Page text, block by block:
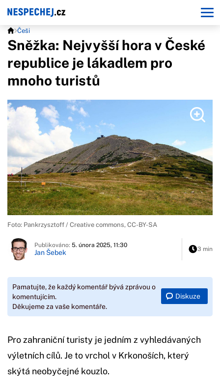
Češi
Sněžka: Nejvyšší hora v České
republice je lákadlem pro
mnoho turistů
Foto: Pankrzysztoff / Creative commons, CC-BY-SA
Publikováno: 5. února 2025, 11:30
Jan Šebek 3 min
Pamatujte, že každý komentář bývá zprávou o
komentujícím.
Děkujeme za vaše komentáře.
Diskuze
Pro zahraniční turisty je jedním z vyhledávaných
výletních cílů. Je to vrchol v Krkonoších, který
skýtá neobyčejné kouzlo.